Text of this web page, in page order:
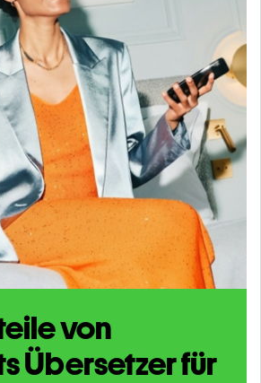
von
Übersetzer für